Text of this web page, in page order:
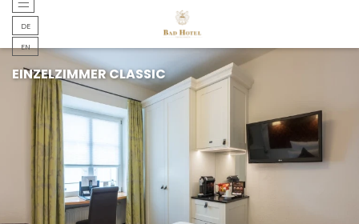
DEDEUTSCH
ENDEUTSCH
EINZELZIMMER CLASSIC